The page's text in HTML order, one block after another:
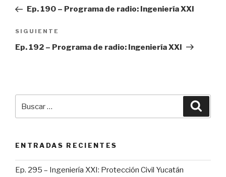
entradas
anterior:
Ep. 190 – Programa de radio: Ingeniería XXI
Siguiente
entrada
SIGUIENTE
Ep. 192 – Programa de radio: Ingeniería XXI
ENTRADAS RECIENTES
Ep. 295 – Ingeniería XXI: Protección Civil Yucatán